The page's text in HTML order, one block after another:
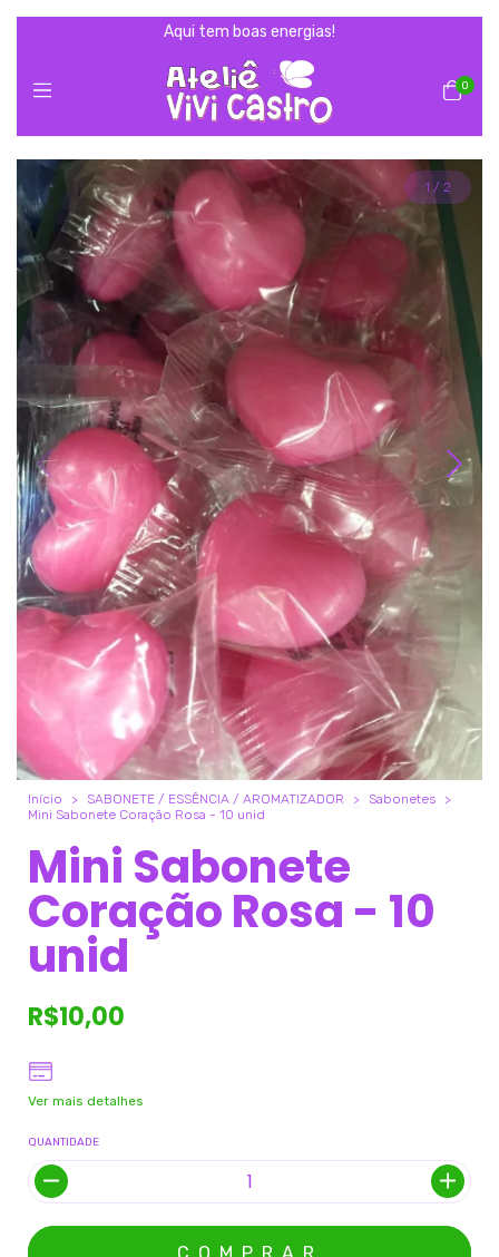
Aqui tem boas energias!
0
1 / 2
Início > SABONETE / ESSÊNCIA / AROMATIZADOR > Sabonetes
>
Mini Sabonete Coração Rosa - 10 unid
Mini Sabonete
Coração Rosa - 10
unid
R$10,00
Ver mais detalhes
QUANTIDADE